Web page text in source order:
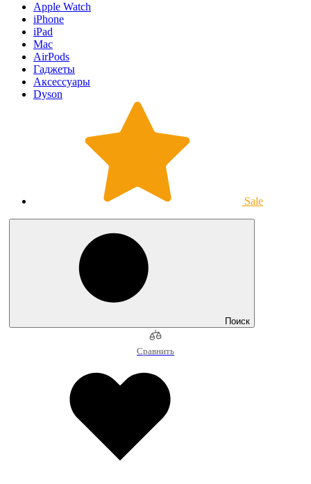
Apple Watch
iPhone
iPad
Mac
AirPods
Гаджеты
Аксессуары
Dyson
Sale
Поиск
Сравнить